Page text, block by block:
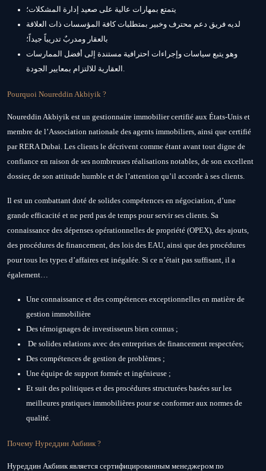
يتمتع بمهارات عالية على صعيد إدارة المشكلات؛
لديه فريق دعم محترف وخبير بمتطلبات كافة المؤسسات ذات العلاقة
بالعقار ومدربٌ تدريباً جيداً؛
وهو يتبع سياسات وإجراءات احترافية مستندة إلى أفضل الممارسات
العقارية للالتزام بمعايير الجودة.
Pourquoi Noureddin Akbiyik ?
Noureddin Akbiyik est un gestionnaire immobilier certifié aux États-Unis et
membre de l’Association nationale des agents immobiliers, ainsi que certifié
par RERA Dubai. Les clients le décrivent comme étant avant tout digne de
confiance en raison de ses nombreuses réalisations notables, de son excellent
dossier, de son attitude humble et de l’attention qu’il accorde à ses clients.
Il est un combattant doté de solides compétences en négociation, d’une
grande efficacité et ne perd pas de temps pour servir ses clients. Sa
connaissance des dépenses opérationnelles de propriété (OPEX), des ajouts,
des procédures de financement, des lois des EAU, ainsi que des procédures
pour tous les types d’affaires est inégalée. Si ce n’était pas suffisant, il a
également…
Une connaissance et des compétences exceptionnelles en matière de
gestion immobilière
Des témoignages de investisseurs bien connus ;
De solides relations avec des entreprises de financement respectées;
Des compétences de gestion de problèmes ;
Une équipe de support formée et ingénieuse ;
Et suit des politiques et des procédures structurées basées sur les
meilleures pratiques immobilières pour se conformer aux normes de
qualité.
Почему Нуреддин Акбиик ?
Нуреддин Акбиик является сертифицированным менеджером по